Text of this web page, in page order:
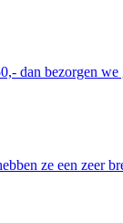
dan bezorgen
ze een zeer